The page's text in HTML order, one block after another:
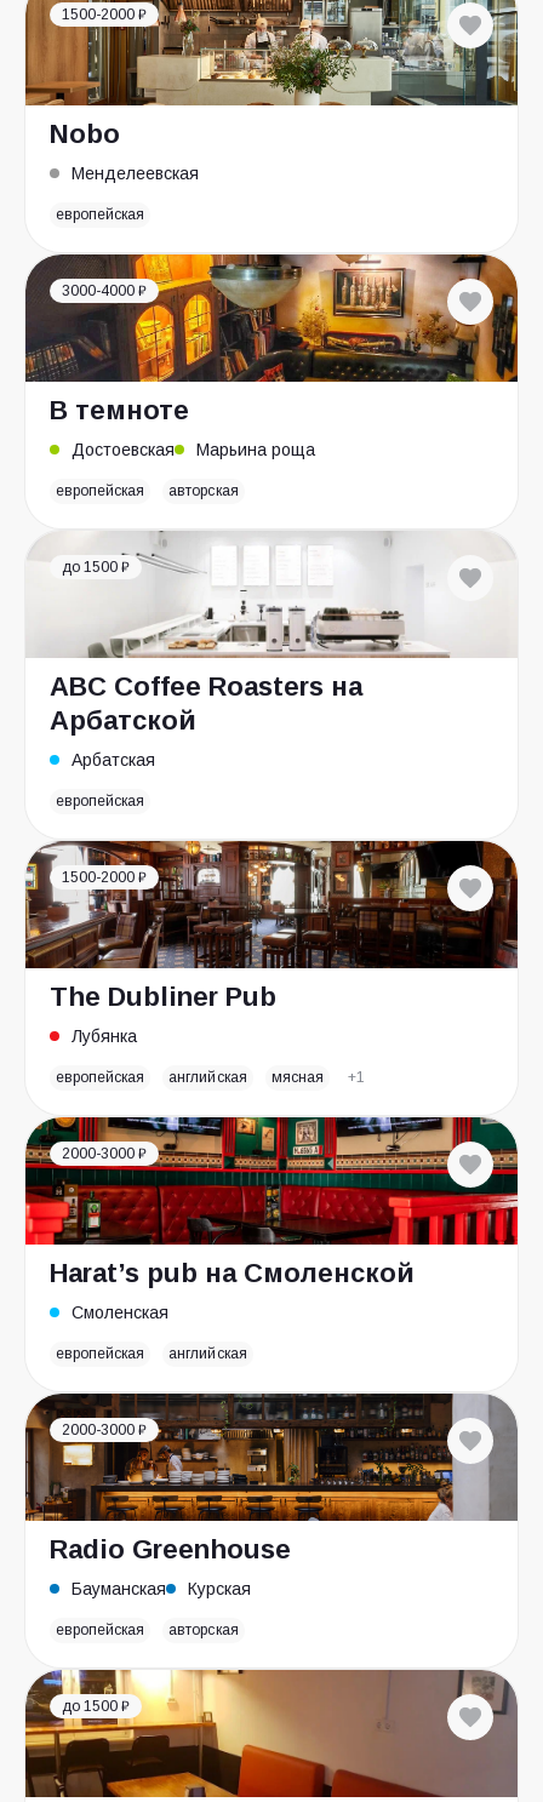
1500-2000 ₽
Nobo
Менделеевская
европейская
3000-4000 ₽
В темноте
Достоевская Марьина роща
европейская авторская
до 1500 ₽
ABC Coffee Roasters на
Арбатской
Арбатская
европейская
1500-2000 ₽
The Dubliner Pub
Лубянка
европейская английская мясная +1
2000-3000 ₽
Harat’s pub на Смоленской
Смоленская
европейская английская
2000-3000 ₽
Radio Greenhouse
Бауманская Курская
европейская авторская
до 1500 ₽